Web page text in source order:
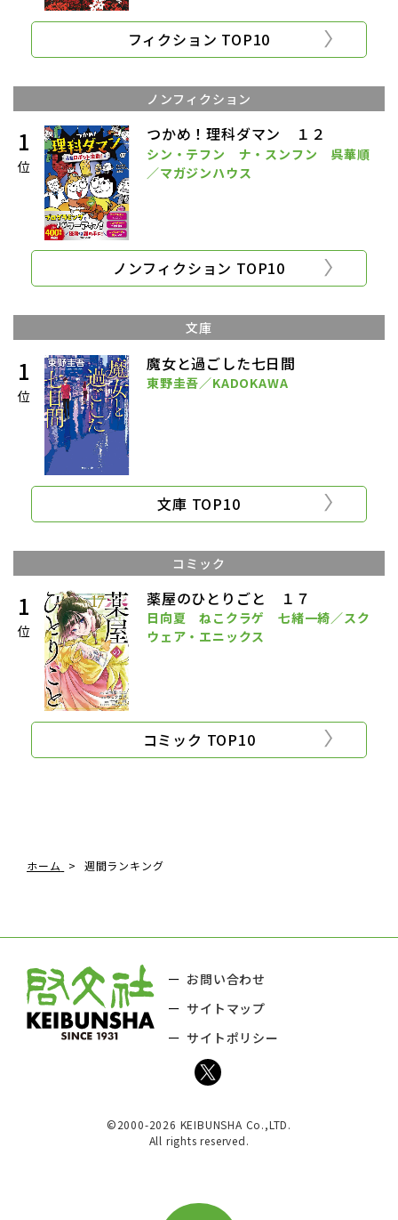
フィクション TOP10
ノンフィクション
1
位
つかめ！理科ダマン １２
シン・テフン ナ・スンフン 呉華順
／マガジンハウス
ノンフィクション TOP10
文庫
1
位
魔女と過ごした七日間
東野圭吾／KADOKAWA
文庫 TOP10
コミック
1
位
薬屋のひとりごと １７
日向夏 ねこクラゲ 七緒一綺／スク
ウェア・エニックス
コミック TOP10
ホーム 週間ランキング
お問い合わせ
サイトマップ
サイトポリシー
©2000-2026 KEIBUNSHA Co.,LTD.
All rights reserved.